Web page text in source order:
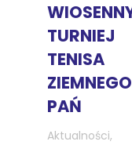
TURNIEJ
TENISA
ZIEMNEGO
PAŃ
Aktualności,